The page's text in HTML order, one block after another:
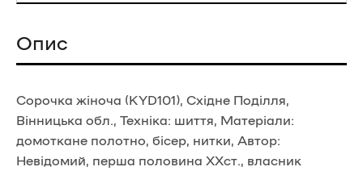
Опис
Сорочка жіноча (KYD101), Східне Поділля,
Вінницька обл., Техніка: шиття, Матеріали:
домоткане полотно, бісер, нитки, Автор:
Невідомий, перша половина ХХст., власник